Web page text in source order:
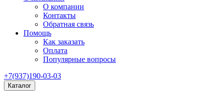
О компании
Контакты
Обратная связь
Помощь
Как заказать
Оплата
Популярные вопросы
+7(937)190-03-03
Каталог